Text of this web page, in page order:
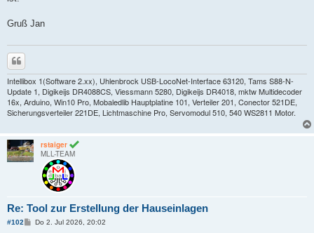
Gruß Jan
Intellibox 1(Software 2.xx), Uhlenbrock USB-LocoNet-Interface 63120, Tams S88-N-
Update 1, Digikeijs DR4088CS, Viessmann 5280, Digikeijs DR4018, mktw Multidecoder
16x, Arduino, Win10 Pro, Mobaledlib Hauptplatine 101, Verteiler 201, Conector 521DE,
Sicherungsverteiler 221DE, Lichtmaschine Pro, Servomodul 510, 540 WS2811 Motor.
rstaiger
MLL-TEAM
Re: Tool zur Erstellung der Hauseinlagen
#102
BDo 2. Jul 2026, 20:02